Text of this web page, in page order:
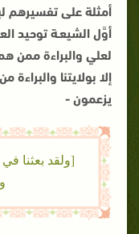
أمثلة على تفسيرهم
أوَّل الشيعـة توحيد
لعلي والبراءة ممن
إلا بولايتنا
يزعمون -
[ولقد بعثنا